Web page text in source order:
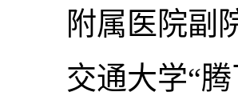
附属医院副
交通大学“